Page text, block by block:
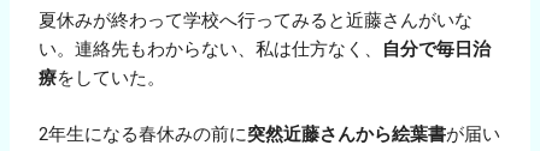
夏休みが終わって学校へ行ってみると近藤さんがいな
い。連絡先もわからない、私は仕方なく、 自分で毎日治
療をしていた。
2年生になる春休みの前に突然近藤さんから絵葉書が届い